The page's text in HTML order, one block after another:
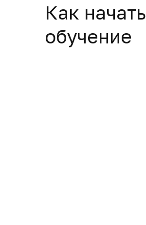
Как начать
обучение